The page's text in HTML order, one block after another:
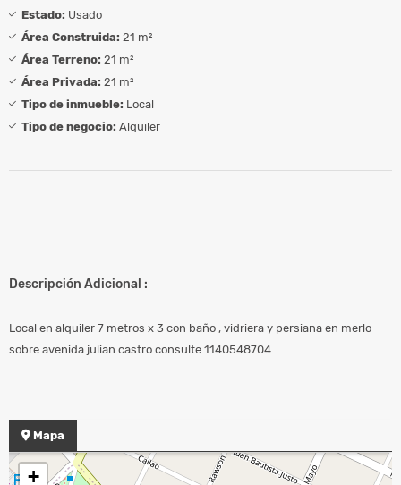
Estado: Usado
Área Construida: 21 m²
Área Terreno: 21 m²
Área Privada: 21 m²
Tipo de inmueble: Local
Tipo de negocio: Alquiler
Descripción Adicional :
Local en alquiler 7 metros x 3 con baño , vidriera y persiana en merlo
sobre avenida julian castro consulte 1140548704
Mapa
+